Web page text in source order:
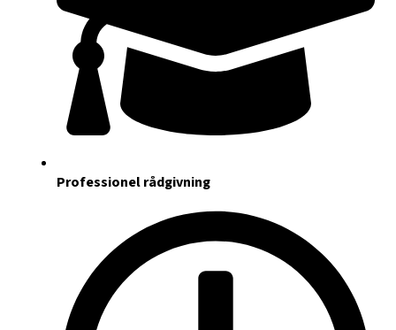
Professionel rådgivning